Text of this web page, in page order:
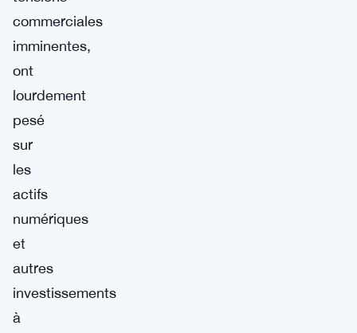
commerciales
imminentes,
ont
lourdement
pesé
sur
les
actifs
numériques
et
autres
investissements
à